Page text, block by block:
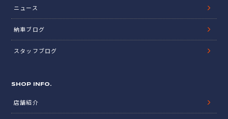
ニュース
納車ブログ
スタッフブログ
SHOP INFO.
店舗紹介